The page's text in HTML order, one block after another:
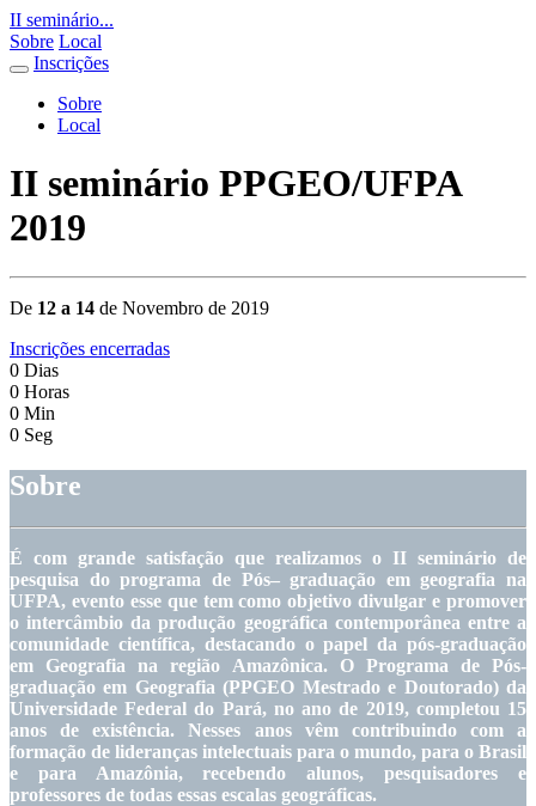
II seminário...
Sobre Local
Inscrições
Sobre
Local
II seminário PPGEO/UFPA
2019
De 12 a 14 de Novembro de 2019
Inscrições encerradas
0 Dias
0 Horas
0 Min
0 Seg
Sobre
É com grande satisfação que realizamos o II seminário de
pesquisa do programa de Pós– graduação em geografia na
UFPA, evento esse que tem como objetivo divulgar e promover
o intercâmbio da produção geográfica contemporânea entre a
comunidade científica, destacando o papel da pós-graduação
em Geografia na região Amazônica. O Programa de Pós-
graduação em Geografia (PPGEO Mestrado e Doutorado) da
Universidade Federal do Pará, no ano de 2019, completou 15
anos de existência. Nesses anos vêm contribuindo com a
formação de lideranças intelectuais para o mundo, para o Brasil
e para Amazônia, recebendo alunos, pesquisadores e
professores de todas essas escalas geográficas.